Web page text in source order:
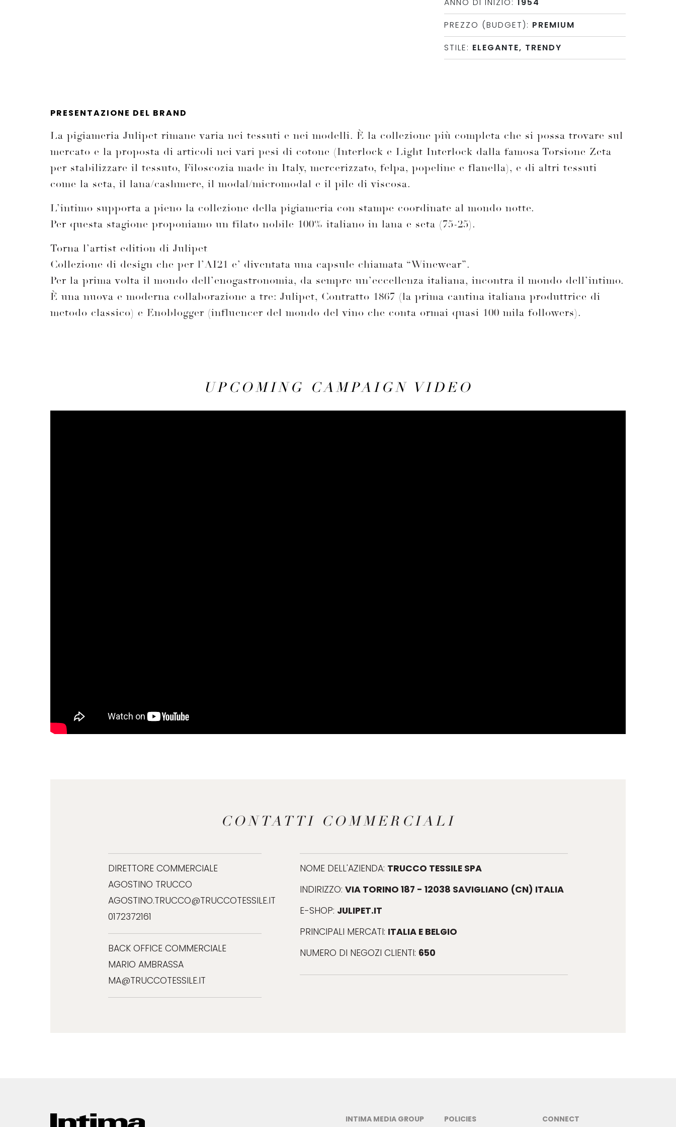
ANNO DI INIZIO: 1954
PREZZO (BUDGET): PREMIUM
STILE: ELEGANTE, TRENDY
PRESENTAZIONE DEL BRAND
La pigiameria Julipet rimane varia nei tessuti e nei modelli. È la collezione più completa che si possa trovare sul
mercato e la proposta di articoli nei vari pesi di cotone (Interlock e Light Interlock dalla famosa Torsione Zeta
per stabilizzare il tessuto, Filoscozia made in Italy, mercerizzato, felpa, popeline e flanella), e di altri tessuti
come la seta, il lana/cashmere, il modal/micromodal e il pile di viscosa.
L’intimo supporta a pieno la collezione della pigiameria con stampe coordinate al mondo notte.
Per questa stagione proponiamo un filato nobile 100% italiano in lana e seta (75-25).
Torna l’artist edition di Julipet
Collezione di design che per l’AI21 e’ diventata una capsule chiamata “Winewear”.
Per la prima volta il mondo dell’enogastronomia, da sempre un’eccellenza italiana, incontra il mondo dell’intimo.
È una nuova e moderna collaborazione a tre: Julipet, Contratto 1867 (la prima cantina italiana produttrice di
metodo classico) e Enoblogger (influencer del mondo del vino che conta ormai quasi 100 mila followers).
UPCOMING CAMPAIGN VIDEO
CONTATTI COMMERCIALI
DIRETTORE COMMERCIALE
AGOSTINO TRUCCO
AGOSTINO.TRUCCO@TRUCCOTESSILE.IT
0172372161
BACK OFFICE COMMERCIALE
MARIO AMBRASSA
MA@TRUCCOTESSILE.IT
NOME DELL'AZIENDA: TRUCCO TESSILE SPA
INDIRIZZO: VIA TORINO 187 - 12038 SAVIGLIANO (CN) ITALIA
E-SHOP: JULIPET.IT
PRINCIPALI MERCATI: ITALIA E BELGIO
NUMERO DI NEGOZI CLIENTI: 650
INTIMA MEDIA GROUP POLICIES CONNECT